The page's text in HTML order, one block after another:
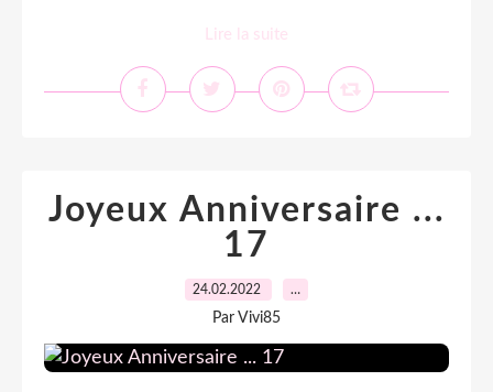
Lire la suite
Joyeux Anniversaire ...
17
24.02.2022 …
Par Vivi85